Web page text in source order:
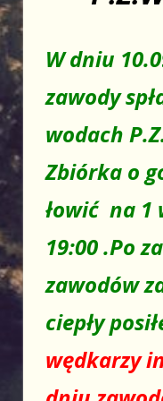
W dniu
zawody
wodach
Zbiórka o
łowić na 1
19:00 .Po
zawodów
ciepły
wędkarzy